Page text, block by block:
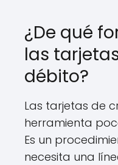
¿De qué
las
débito?
Las tarjetas de
herramienta
Es un
necesita una